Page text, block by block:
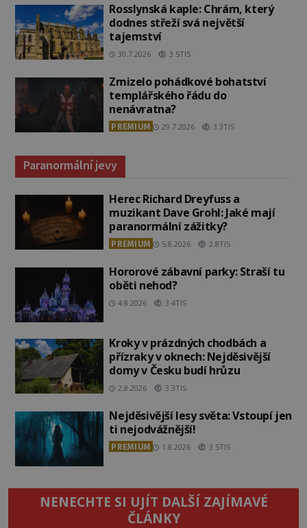
Rosslynská kaple: Chrám, který
dodnes střeží svá největší
tajemství
30.7.2026 3.5TIS
Zmizelo pohádkové bohatství
templářského řádu do
nenávratna?
PREMIUM 29.7.2026 3.3TIS
Paranormální jevy
Herec Richard Dreyfuss a
muzikant Dave Grohl: Jaké mají
paranormální zážitky?
PREMIUM 5.8.2026 2.8TIS
Hororové zábavní parky: Straší tu
oběti nehod?
4.8.2026 3.4TIS
Kroky v prázdných chodbách a
přízraky v oknech: Nejděsivější
domy v Česku budí hrůzu
2.8.2026 3.3TIS
Nejděsivější lesy světa: Vstoupí jen
ti nejodvážnější!
PREMIUM 1.8.2026 3.5TIS
NENECHTE SI UJÍT DALŠÍ ZAJÍMAVÉ
ČLÁNKY